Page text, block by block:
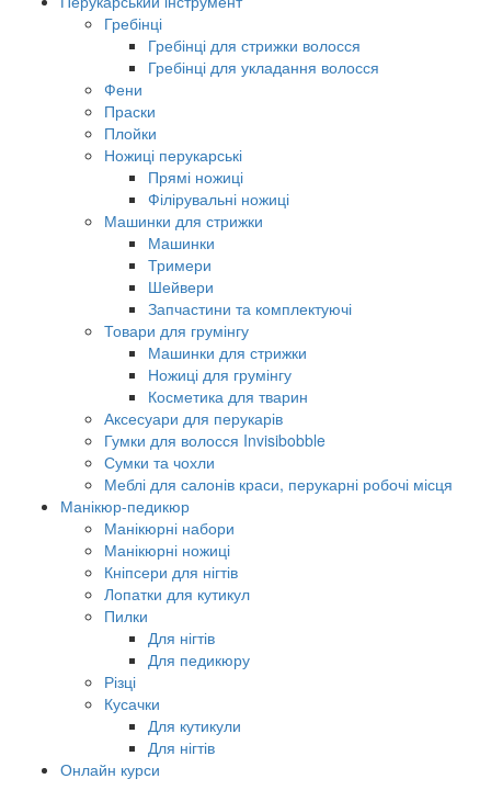
Гребінці
Гребінці для стрижки волосся
Гребінці для укладання волосся
Фени
Праски
Плойки
Ножиці перукарські
Прямі ножиці
Філірувальні ножиці
Машинки для стрижки
Машинки
Тримери
Шейвери
Запчастини та комплектуючі
Товари для грумінгу
Машинки для стрижки
Ножиці для грумінгу
Косметика для тварин
Аксесуари для перукарів
Гумки для волосся Invisibobble
Сумки та чохли
Меблі для салонів краси, перукарні робочі місця
Манікюр-педикюр
Манікюрні набори
Манікюрні ножиці
Кніпсери для нігтів
Лопатки для кутикул
Пилки
Для нігтів
Для педикюру
Різці
Кусачки
Для кутикули
Для нігтів
Онлайн курси